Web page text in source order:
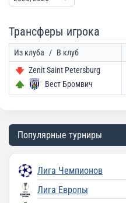
Трансферы игрока
Из клуба / В клуб
Zenit Saint Petersburg
Вест Бромвич
Популярные турниры
Лига Чемпионов
Лига Европы